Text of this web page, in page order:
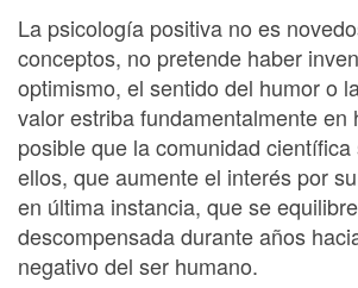
La psicología positiva no es
conceptos, no pretende haber
optimismo, el sentido del humor o
valor estriba fundamentalmente en
posible que la comunidad cientíﬁca
ellos, que aumente el interés por
en última instancia, que se
descompensada durante años
negativo del ser humano.